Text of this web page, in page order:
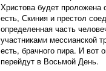
Христова будет проложена
есть, Скиния и престол
определенная часть
участниками мессианской
есть, брачного пира. И вот
перейдут в Восьмой День.